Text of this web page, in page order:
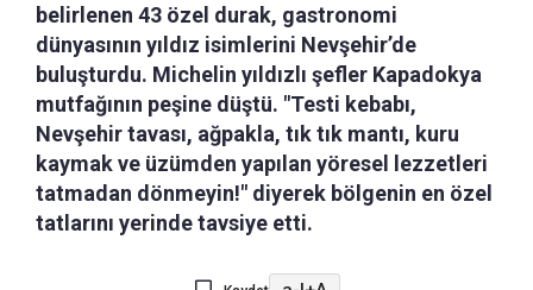
belirlenen 43 özel durak, gastronomi
dünyasının yıldız isimlerini Nevşehir’de
buluşturdu. Michelin yıldızlı şefler Kapadokya
mutfağının peşine düştü. "Testi kebabı,
Nevşehir tavası, ağpakla, tık tık mantı, kuru
kaymak ve üzümden yapılan yöresel lezzetleri
tatmadan dönmeyin!" diyerek bölgenin en özel
tatlarını yerinde tavsiye etti.